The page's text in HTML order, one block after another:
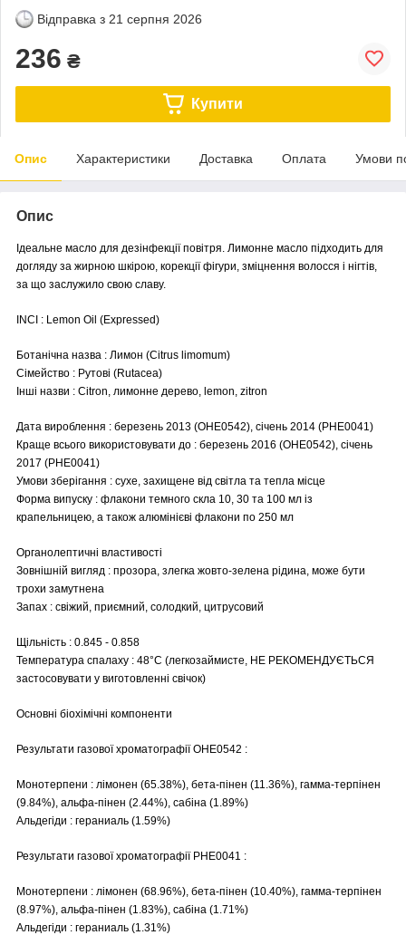
Відправка з 21 серпня 2026
236 ₴
Купити
Опис Характеристики Доставка Оплата Умови
Опис
Ідеальне масло для дезінфекції повітря. Лимонне масло підходить для
догляду за жирною шкірою, корекції фігури, зміцнення волосся і нігтів,
за що заслужило свою славу.
INCI : Lemon Oil (Expressed)
Ботанічна назва : Лимон (Citrus limomum)
Сімейство : Рутові (Rutacea)
Інші назви : Citron, лимонне дерево, lemon, zitron
Дата вироблення : березень 2013 (OHE0542), січень 2014 (PHE0041)
Краще всього використовувати до : березень 2016 (OHE0542), січень
2017 (PHE0041)
Умови зберігання : сухе, захищене від світла та тепла місце
Форма випуску : флакони темного скла 10, 30 та 100 мл із
крапельницею, а також алюмінієві флакони по 250 мл
Органолептичні властивості
Зовнішній вигляд : прозора, злегка жовто-зелена рідина, може бути
трохи замутнена
Запах : свіжий, приємний, солодкий, цитрусовий
Щільність : 0.845 - 0.858
Температура спалаху : 48°C (легкозаймисте, НЕ РЕКОМЕНДУЄТЬСЯ
застосовувати у виготовленні свічок)
Основні біохімічні компоненти
Результати газової хроматографії OHE0542 :
Монотерпени : лімонен (65.38%), бета-пінен (11.36%), гамма-терпінен
(9.84%), альфа-пінен (2.44%), сабіна (1.89%)
Альдегіди : гераниаль (1.59%)
Результати газової хроматографії PHE0041 :
Монотерпени : лімонен (68.96%), бета-пінен (10.40%), гамма-терпінен
(8.97%), альфа-пінен (1.83%), сабіна (1.71%)
Альдегіди : гераниаль (1.31%)